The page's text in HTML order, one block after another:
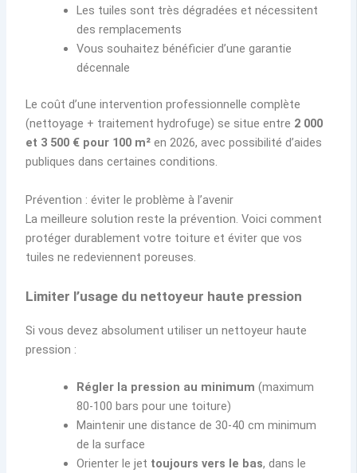
Les tuiles sont très dégradées et nécessitent
des remplacements
Vous souhaitez bénéficier d’une garantie
décennale
Le coût d’une intervention professionnelle complète
(nettoyage + traitement hydrofuge) se situe entre 2 000
et 3 500 € pour 100 m² en 2026, avec possibilité d’aides
publiques dans certaines conditions.
Prévention : éviter le problème à l’avenir
La meilleure solution reste la prévention. Voici comment
protéger durablement votre toiture et éviter que vos
tuiles ne redeviennent poreuses.
Limiter l’usage du nettoyeur haute pression
Si vous devez absolument utiliser un nettoyeur haute
pression :
Régler la pression au minimum (maximum
80-100 bars pour une toiture)
Maintenir une distance de 30-40 cm minimum
de la surface
Orienter le jet toujours vers le bas, dans le